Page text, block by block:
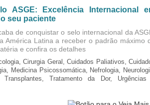
ASGE: Excelência Internacional
seu paciente
de conquistar o selo internacional da
América Latina a receber o padrão máximo
e confira os detalhes
Cirurgia Geral, Cuidados Paliativos,
Medicina Psicossomática, Nefrologia,
Transplantes, Tratamento da Dor,